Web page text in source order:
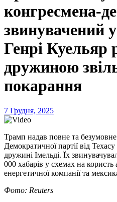
конгресмена-
звинувачений
Генрі Куельяр
дружиною
покарання
7 Грудня, 2025
Трамп надав повне та безумовне помилування представнику
Демократичної партії від
дружині Імельді. Їх
000 хабарів у схемах на користь
енергетичної компанії та
Фото: Reuters